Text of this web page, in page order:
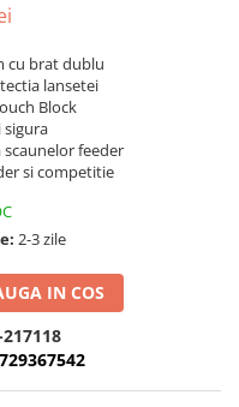
cu brat dublu
lansetei
Block
sigura
feeder
si competitie
2-3 zile
IN COS
217118